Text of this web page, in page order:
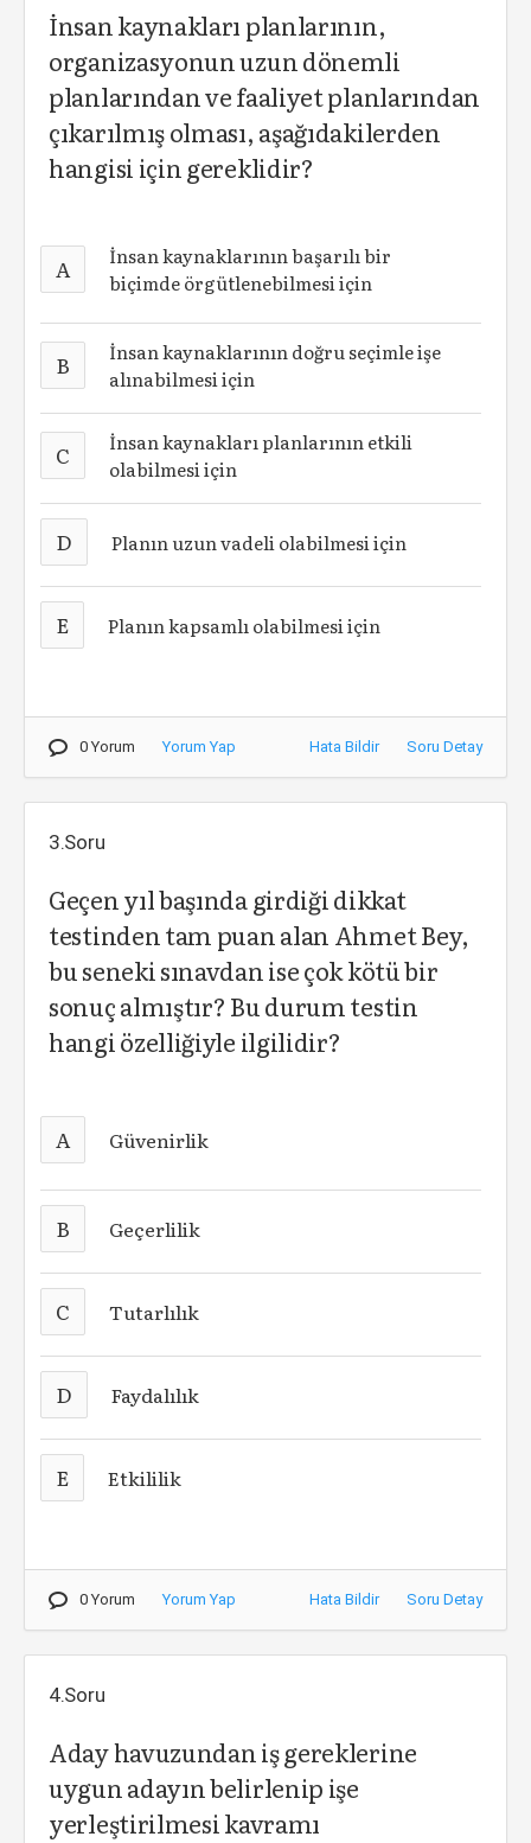
İnsan kaynakları planlarının,
organizasyonun uzun dönemli
planlarından ve faaliyet planlarından
çıkarılmış olması, aşağıdakilerden
hangisi için gereklidir?
A
İnsan kaynaklarının başarılı bir
biçimde örgütlenebilmesi için
B
İnsan kaynaklarının doğru seçimle işe
alınabilmesi için
C
İnsan kaynakları planlarının etkili
olabilmesi için
D Planın uzun vadeli olabilmesi için
E Planın kapsamlı olabilmesi için
0 Yorum Yorum Yap Hata Bildir Soru Detay
3.Soru
Geçen yıl başında girdiği dikkat
testinden tam puan alan Ahmet Bey,
bu seneki sınavdan ise çok kötü bir
sonuç almıştır? Bu durum testin
hangi özelliğiyle ilgilidir?
A Güvenirlik
B Geçerlilik
C Tutarlılık
D Faydalılık
E Etkililik
0 Yorum Yorum Yap Hata Bildir Soru Detay
4.Soru
Aday havuzundan iş gereklerine
uygun adayın belirlenip işe
yerleştirilmesi kavramı